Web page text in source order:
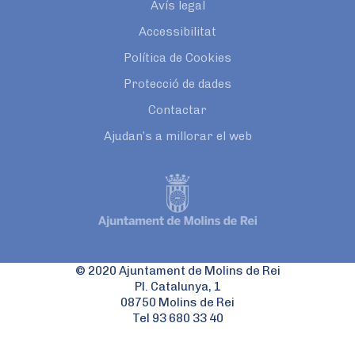
Avís legal
Accessibilitat
Política de Cookies
Protecció de dades
Contactar
Ajudan’s a millorar el web
© 2020 Ajuntament de Molins de Rei
Pl. Catalunya, 1
08750 Molins de Rei
Tel 93 680 33 40